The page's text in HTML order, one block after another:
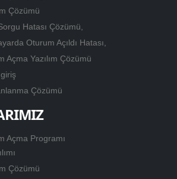
Çözümü
Hatası Çözümü,
Oturum Açıldı Hatası,
Açma Yazılım Çözümü
Çözümü
Açma Programı
Çözümü